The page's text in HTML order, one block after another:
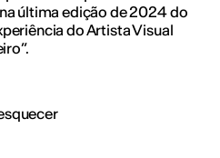
última edição de 2024 do
do Artista Visual